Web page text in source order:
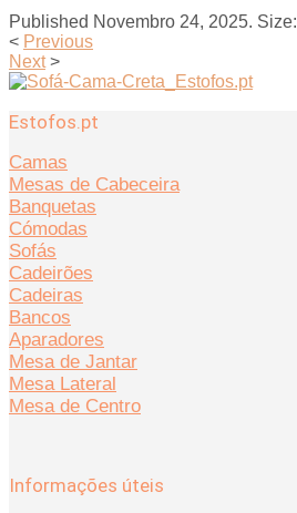
Published Novembro 24, 2025. Size:
< Previous
Next >
Estofos.pt
Camas
Mesas de Cabeceira
Banquetas
Cómodas
Sofás
Cadeirões
Cadeiras
Bancos
Aparadores
Mesa de Jantar
Mesa Lateral
Mesa de Centro
Informações úteis